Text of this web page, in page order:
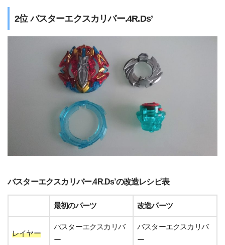
2位 バスターエクスカリバー.4R.Ds’
バスターエクスカリバー.4R.Ds’の改造レシピ表
最初のパーツ 改造パーツ
レイヤー
バスターエクスカリバ
ー
バスターエクスカリバ
ー